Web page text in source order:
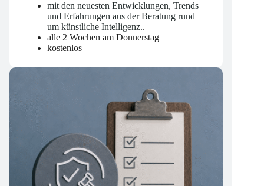
mit den neuesten Entwicklungen, Trends
und Erfahrungen aus der Beratung rund
um künstliche Intelligenz..
alle 2 Wochen am Donnerstag
kostenlos